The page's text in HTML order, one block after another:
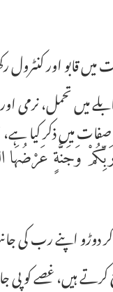
قابو اور
میں تحمل، نرمی
میں ذکر کیا
وَجَنَّةٍ عَرْضُهَا
اپنے رب کی
ہیں، غصے کو